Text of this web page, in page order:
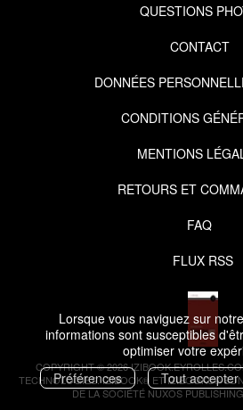
Lorsque vous naviguez sur
informations sont susceptibles
optimiser votre
Préférences
Tout accepter
QUESTIONS
CONTACT
DONNÉES
CONDITIONS
MENTIONS
RETOURS ET
FAQ
FLUX RSS
COPYRIGHT © 2026
TECHNOLOGIES.IZIBOOK® ETIZIBOOKS®
DE LA SOCIÉTÉ NUXOS